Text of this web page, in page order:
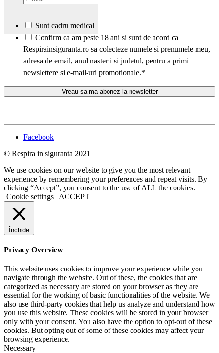
Sunt cadru medical
*
Confirm ca am peste 18 ani si sunt de acord ca
Respirainsiguranta.ro sa colecteze numele si prenumele meu,
adresa de email, anul nasterii si judetul, pentru a primi
newslettere si e-mail-uri promotionale.*
Facebook
© Respira in siguranta 2021
We use cookies on our website to give you the most relevant
experience by remembering your preferences and repeat visits. By
clicking “Accept”, you consent to the use of ALL the cookies.
Cookie settings
ACCEPT
Închide
Privacy Overview
This website uses cookies to improve your experience while you
navigate through the website. Out of these, the cookies that are
categorized as necessary are stored on your browser as they are
essential for the working of basic functionalities of the website. We
also use third-party cookies that help us analyze and understand how
you use this website. These cookies will be stored in your browser
only with your consent. You also have the option to opt-out of these
cookies. But opting out of some of these cookies may affect your
browsing experience.
Necessary